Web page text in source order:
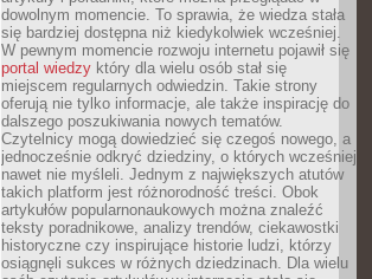
dowolnym momencie. To sprawia, że wiedza stała
się bardziej dostępna niż kiedykolwiek wcześniej.
W pewnym momencie rozwoju internetu pojawił się
portal wiedzy który dla wielu osób stał się
miejscem regularnych odwiedzin. Takie strony
oferują nie tylko informacje, ale także inspirację do
dalszego poszukiwania nowych tematów.
Czytelnicy mogą dowiedzieć się czegoś nowego, a
jednocześnie odkryć dziedziny, o których wcześniej
nawet nie myśleli. Jednym z największych atutów
takich platform jest różnorodność treści. Obok
artykułów popularnonaukowych można znaleźć
teksty poradnikowe, analizy trendów, ciekawostki
historyczne czy inspirujące historie ludzi, którzy
osiągnęli sukces w różnych dziedzinach. Dla wielu